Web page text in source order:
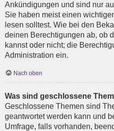
Ankündigungen und sind nur
Sie haben meist einen
lesen solltest. Wie bei den
deinen Berechtigungen ab, ob
kannst oder nicht; die
Administration ein.
Nach oben
Was sind geschlossene
Geschlossene Themen sind
geantwortet werden kann und
Umfrage, falls vorhanden,